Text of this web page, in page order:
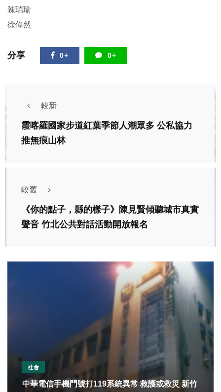
陳瑞瑜
徐偉然
分享 0+ 0+
較新
霞喀羅國家步道紅葉季節人潮眾多 公私協力
推無痕山林
較舊
《你的點子，縣的樣子》陳見賢傾聽城市真實
聲音 竹北公共對話活動開放報名
社會
中華電信手機門號打119系統異常 救護或救災 新竹